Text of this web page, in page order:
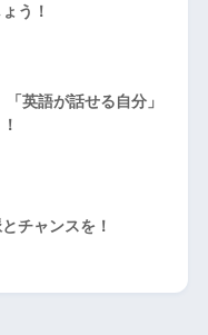
う！
英語が話せる自分」
チャンスを！